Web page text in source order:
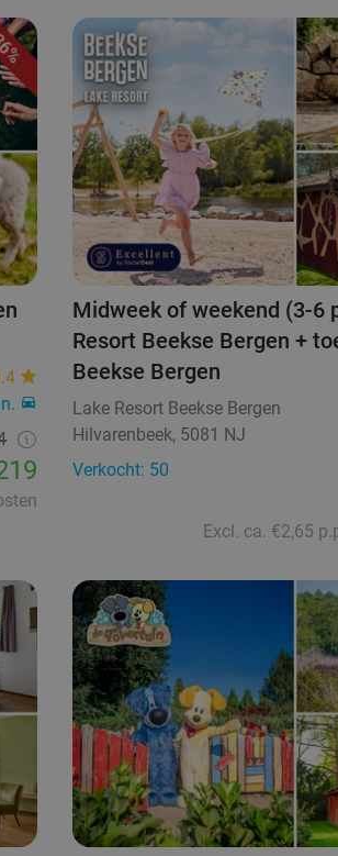
Midweek of weekend (3-6
Resort Beekse Bergen +
Beekse Bergen
Lake Resort Beekse Bergen
Hilvarenbeek, 5081 NJ
Verkocht: 50
Excl. ca. €2,65